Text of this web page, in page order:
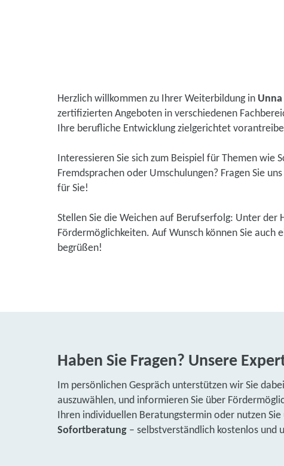
Herzlich willkommen zu Ihrer Weiterbildung in Unna
zertifizierten Angeboten in verschiedenen
Ihre berufliche Entwicklung zielgerichtet
Interessieren Sie sich zum Beispiel für Themen wie
Fremdsprachen oder Umschulungen? Fragen Sie
für Sie!
Stellen Sie die Weichen auf Berufserfolg: Unter der
Fördermöglichkeiten. Auf Wunsch können Sie
begrüßen!
Haben Sie Fragen? Unsere
Im persönlichen Gespräch unterstützen wir Sie
auszuwählen, und informieren Sie über
Ihren individuellen Beratungstermin oder nutzen Sie
Sofortberatung – selbstverständlich kostenlos und